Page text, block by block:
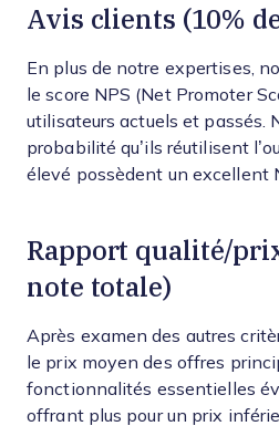
Avis clients (10%
En plus de notre expertises,
le score NPS (Net Promoter
utilisateurs actuels et passés.
probabilité qu’ils réutilisent
élevé possèdent un excellent
Rapport qualité/
note totale)
Après examen des autres
le prix moyen des offres
fonctionnalités essentielles
offrant plus pour un prix